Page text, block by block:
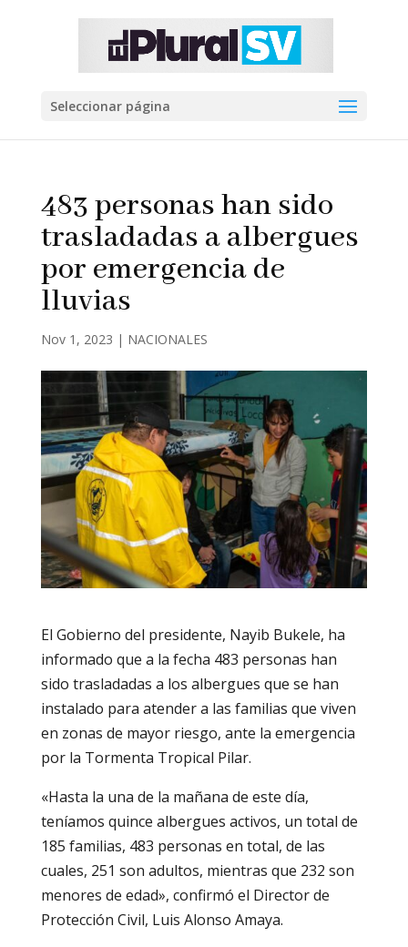
Seleccionar página
483 personas han sido
trasladadas a albergues
por emergencia de
lluvias
Nov 1, 2023 | NACIONALES
El Gobierno del presidente, Nayib Bukele, ha
informado que a la fecha 483 personas han
sido trasladadas a los albergues que se han
instalado para atender a las familias que viven
en zonas de mayor riesgo, ante la emergencia
por la Tormenta Tropical Pilar.
«Hasta la una de la mañana de este día,
teníamos quince albergues activos, un total de
185 familias, 483 personas en total, de las
cuales, 251 son adultos, mientras que 232 son
menores de edad», confirmó el Director de
Protección Civil, Luis Alonso Amaya.